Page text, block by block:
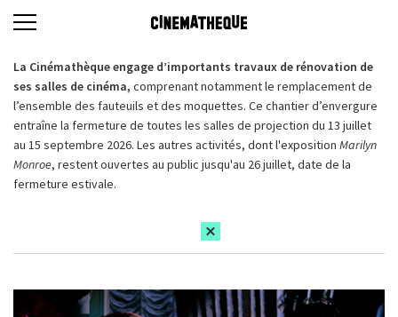
La Cinémathèque engage d’importants travaux de rénovation de
ses salles de cinéma, comprenant notamment le remplacement de
l’ensemble des fauteuils et des moquettes. Ce chantier d’envergure
entraîne la fermeture de toutes les salles de projection du 13 juillet
au 15 septembre 2026. Les autres activités, dont l'exposition Marilyn
Monroe, restent ouvertes au public jusqu'au 26 juillet, date de la
fermeture estivale.